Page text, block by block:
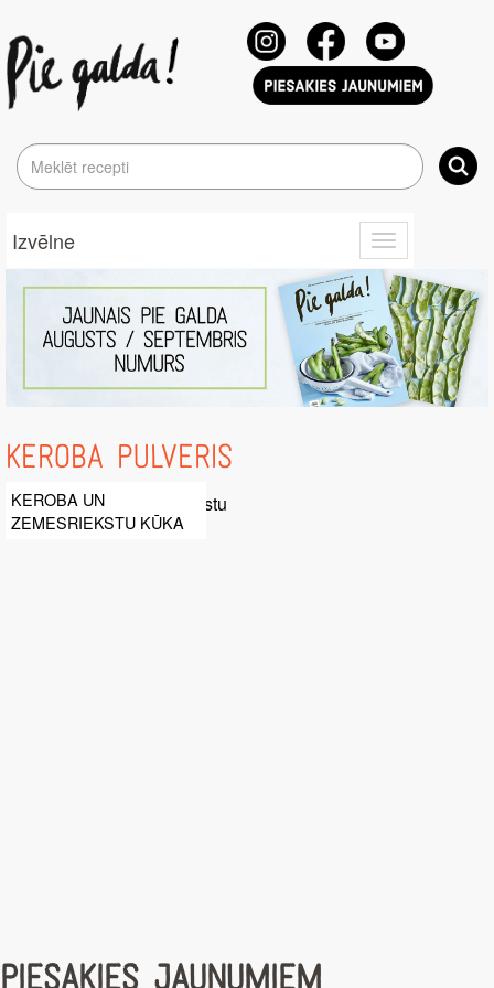
Toggle
navigation
Izvēlne
KEROBA PULVERIS
KEROBA UN
ZEMESRIEKSTU KŪKA